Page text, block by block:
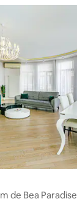
de Bea Paradise